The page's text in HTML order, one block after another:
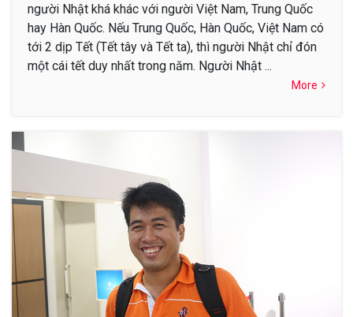
người Nhật khá khác với người Việt Nam, Trung Quốc
hay Hàn Quốc. Nếu Trung Quốc, Hàn Quốc, Việt Nam có
tới 2 dịp Tết (Tết tây và Tết ta), thì người Nhật chỉ đón
một cái tết duy nhất trong năm. Người Nhật ...
More